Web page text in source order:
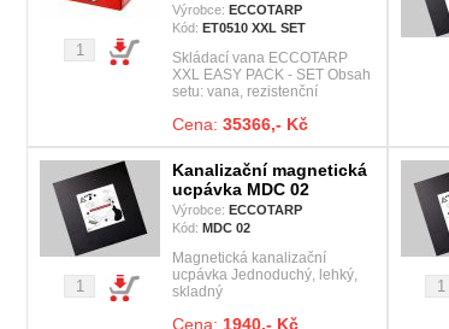
Výrobce: ECCOTARP
Kód: ET0510 XXL SET
Skládací vana ECCOTARP
XXL EASY PACK - SET Obsah
setu: vana, rezistenční
Cena: 35366,- Kč
Kanalizační magnetická
ucpávka MDC 02
Výrobce: ECCOTARP
Kód: MDC 02
Magnetická kanalizační
ucpávka Jednoduchý, lehký,
skladný
Cena: 1940,- Kč